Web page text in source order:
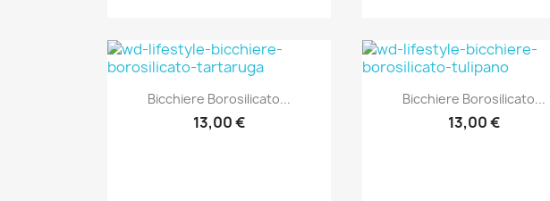
Anteprima
Bicchiere Borosilicato...
13,00 €
Anteprima
Bicchiere Borosilicato...
13,00 €